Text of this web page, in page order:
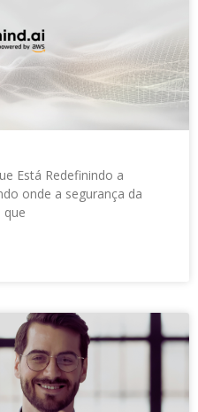
Está Redefinindo a
onde a segurança da
que